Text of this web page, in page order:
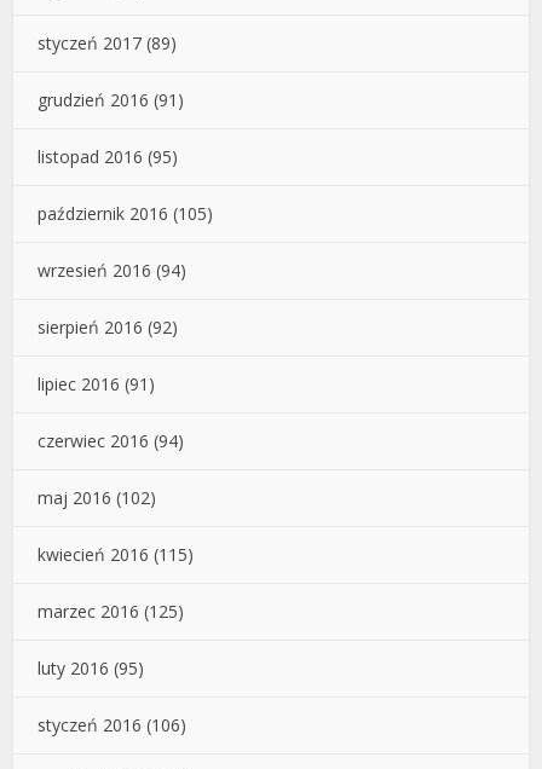
styczeń 2017 (89)
grudzień 2016 (91)
listopad 2016 (95)
październik 2016 (105)
wrzesień 2016 (94)
sierpień 2016 (92)
lipiec 2016 (91)
czerwiec 2016 (94)
maj 2016 (102)
kwiecień 2016 (115)
marzec 2016 (125)
luty 2016 (95)
styczeń 2016 (106)